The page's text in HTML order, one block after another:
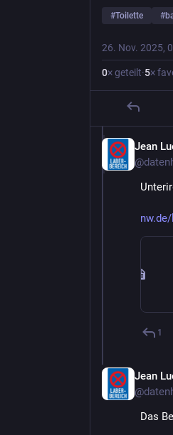
#Toilette #
26. Nov. 2025,
0× geteilt·5×
Jean
@
1
Jean
@
Das